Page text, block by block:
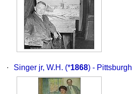
· Singer jr, W.H. (*1868) - Pittsburgh